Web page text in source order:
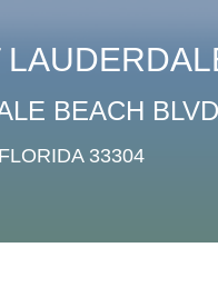
BEACH
33304